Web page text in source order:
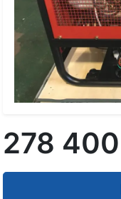
278 400